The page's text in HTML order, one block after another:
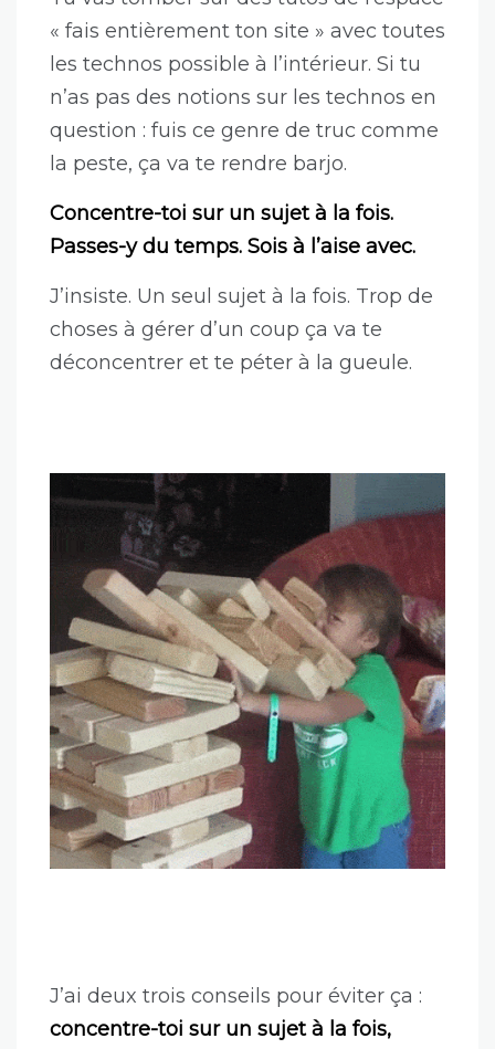
« fais entièrement ton site » avec toutes
les technos possible à l’intérieur. Si tu
n’as pas des notions sur les technos en
question : fuis ce genre de truc comme
la peste, ça va te rendre barjo.
Concentre-toi sur un sujet à la fois.
Passes-y du temps. Sois à l’aise avec.
J’insiste. Un seul sujet à la fois. Trop de
choses à gérer d’un coup ça va te
déconcentrer et te péter à la gueule.
J’ai deux trois conseils pour éviter ça :
concentre-toi sur un sujet à la fois,